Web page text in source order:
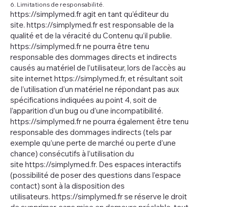
6. Limitations de responsabilité.
https://simplymed.fragit en tant qu’éditeur du
site. https://simplymed.frest responsable de la
qualité et de la véracité du Contenu qu’il publie.
https://simplymed.frne pourra être tenu
responsable des dommages directs et indirects
causés au matériel de l’utilisateur, lors de l’accès au
site internet https://simplymed.fr, et résultant soit
de l’utilisation d’un matériel ne répondant pas aux
spécifications indiquées au point 4, soit de
l’apparition d’un bug ou d’une incompatibilité.
https://simplymed.frne pourra également être tenu
responsable des dommages indirects (tels par
exemple qu’une perte de marché ou perte d’une
chance) consécutifs à l’utilisation du
site https://simplymed.fr. Des espaces interactifs
(possibilité de poser des questions dans l’espace
contact) sont à la disposition des
utilisateurs. https://simplymed.frse réserve le droit